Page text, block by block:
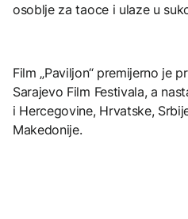
osoblje za taoce i ulaze u
Film „Paviljon“ premijerno je
Sarajevo Film Festivala, a
i Hercegovine, Hrvatske,
Makedonije.